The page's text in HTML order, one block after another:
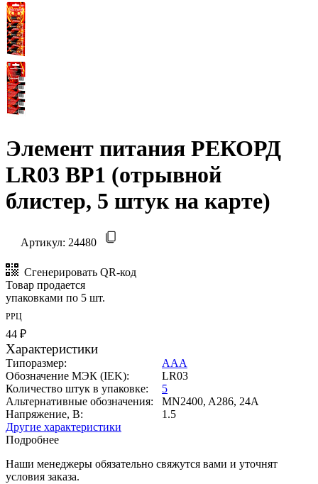
Элемент питания РЕКОРД
LR03 BP1 (отрывной
блистер, 5 штук на карте)
Артикул: 24480
Сгенерировать QR-код
Товар продается
упаковками по 5 шт.
РРЦ
44 ₽
Характеристики
Типоразмер:
ААА
Обозначение МЭК (IEK):
LR03
Количество штук в упаковке:
5
Альтернативные обозначения:
MN2400, A286, 24A
Напряжение, В:
1.5
Другие характеристики
Подробнее
Наши менеджеры обязательно свяжутся вами и уточнят
условия заказа.